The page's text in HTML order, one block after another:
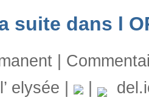
suite dans l
elysée